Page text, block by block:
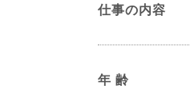
仕事の内容
年 齢